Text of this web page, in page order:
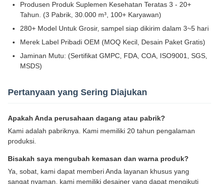
Produsen Produk Suplemen Kesehatan Teratas 3 - 20+
Tahun. (3 Pabrik, 30.000 m³, 100+ Karyawan)
280+ Model Untuk Grosir, sampel siap dikirim dalam 3~5 hari
Merek Label Pribadi OEM (MOQ Kecil, Desain Paket Gratis)
Jaminan Mutu: (Sertifikat GMPC, FDA, COA, ISO9001, SGS,
MSDS)
Pertanyaan yang Sering Diajukan
Apakah Anda perusahaan dagang atau pabrik?
Kami adalah pabriknya. Kami memiliki 20 tahun pengalaman
produksi.
Bisakah saya mengubah kemasan dan warna produk?
Ya, sobat, kami dapat memberi Anda layanan khusus yang
sangat nyaman, kami memiliki desainer yang dapat mengikuti